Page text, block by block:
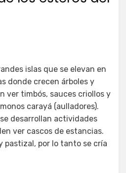
islas que se elevan en
donde crecen árboles y
ver timbós, sauces criollos y
carayá (aulladores).
desarrollan actividades
ver cascos de estancias.
pastizal, por lo tanto se cría